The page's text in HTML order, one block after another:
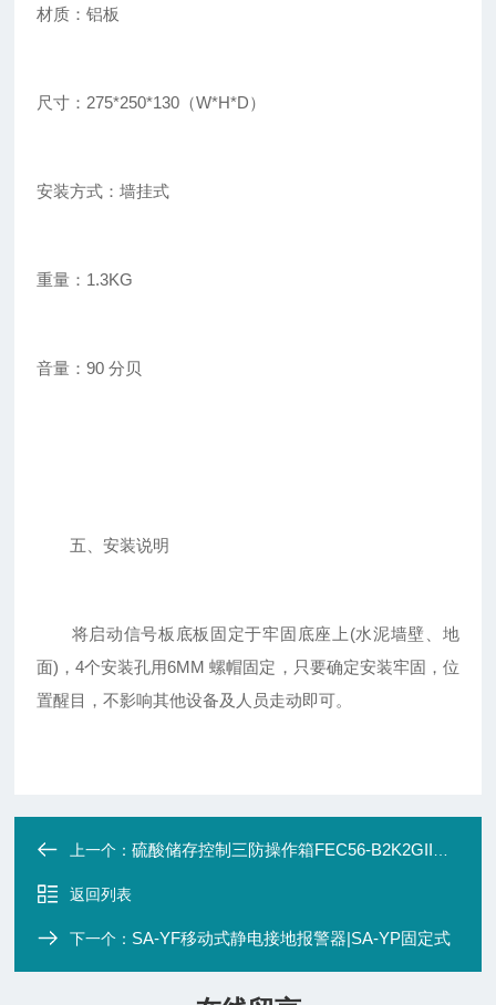
材质：铝板
尺寸：275*250*130（W*H*D）
安装方式：墙挂式
重量：1.3KG
音量：90 分贝
五、安装说明
将启动信号板底板固定于牢固底座上(水泥墙壁、地
面)，4个安装孔用6MM 螺帽固定，只要确定安装牢固，位
置醒目，不影响其他设备及人员走动即可。
上一个：硫酸储存控制三防操作箱FEC56-B2K2GIIB级
返回列表
下一个： SA-YF移动式静电接地报警器|SA-YP固定式